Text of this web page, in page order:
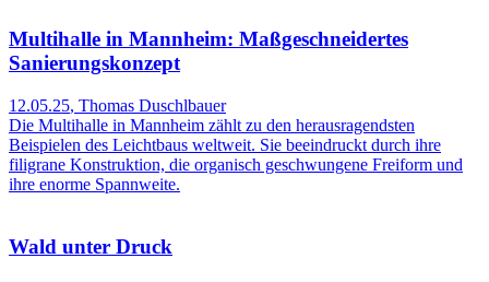
Multihalle in Mannheim: Maßgeschneidertes
Sanierungskonzept
12.05.25, Thomas Duschlbauer
Die Multihalle in Mannheim zählt zu den herausragendsten
Beispielen des Leichtbaus weltweit. Sie beeindruckt durch ihre
filigrane Konstruktion, die organisch geschwungene Freiform und
ihre enorme Spannweite.
Wald unter Druck